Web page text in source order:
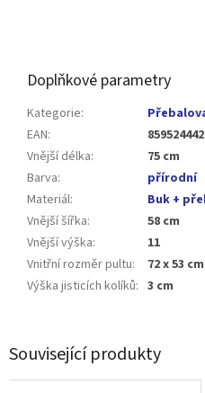
Související produkty
Doplňkové parametry
Kategorie:
EAN:
Vnější délka:
75 cm
Barva:
přírodní
Materiál:
Buk +
Vnější šířka:
58 cm
Vnější výška:
11
Vnitřní rozměr pultu:
72 x 53 cm
Výška jisticích kolíků: 3 cm